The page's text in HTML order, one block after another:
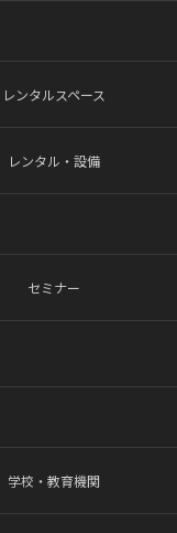
レンタルスペース
レンタル・設備
セミナー
学校・教育機関